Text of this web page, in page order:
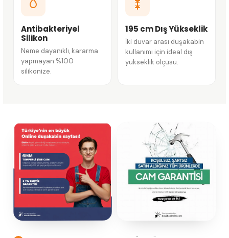
Antibakteriyel
Silikon
Neme dayanıklı, kararma
yapmayan %100
silikonize.
195 cm Dış Yükseklik
İki duvar arası duşakabin
kullanımı için ideal dış
yükseklik ölçüsü.